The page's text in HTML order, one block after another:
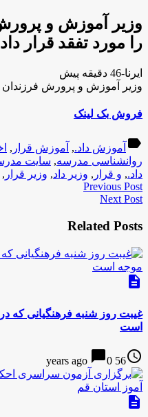
وزیر آموزش و
را مورد تفقد قرار داد
ایرنا-46 دقیقه پیش
وزیر آموزش و پرورش فرزندان
فروش بک لینک
label آموزش داد., آموزش قرار ,
روانشناسی مدرسه, سایت
داد., و قرار , وزیر داد, وزیر قرار ,
Previous Post
Next Post
Related Posts
description
غیبت روز شنبه فرهنگیانی که
است
access_time
56 years ago
chat_bubble0
description